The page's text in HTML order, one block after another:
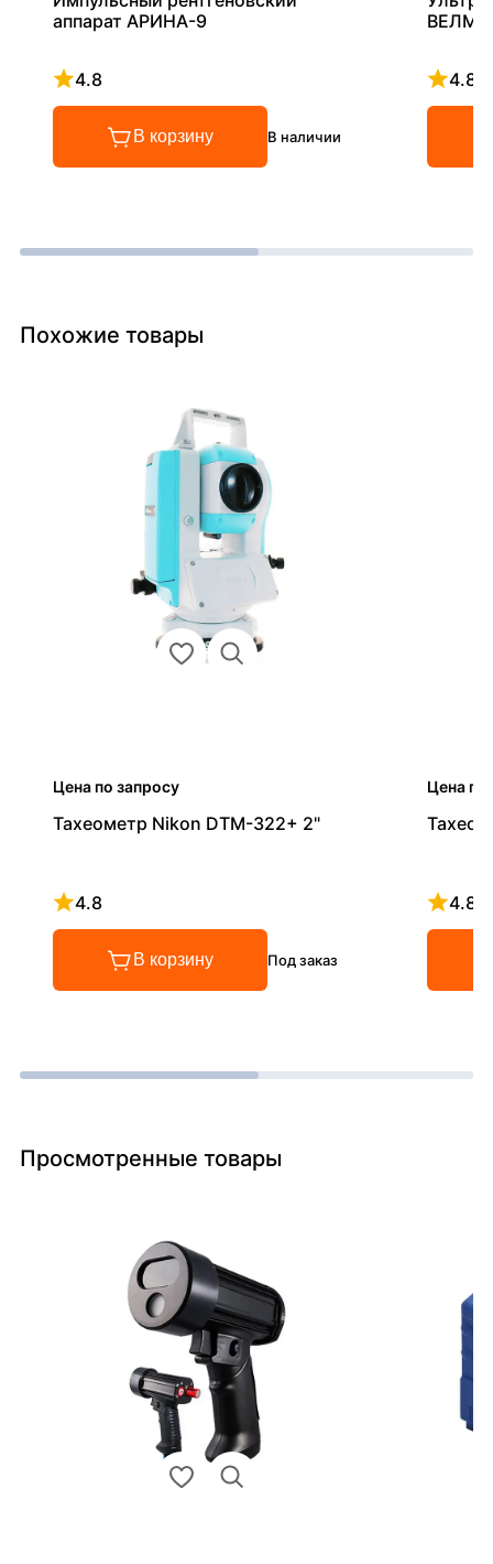
аппарат АРИНА-9
4.8
Рейтинг 4.8 из 5
В корзину В наличии
4.8
Похожие товары
Цена по запросу
Тахеометр Nikon DTM-322+ 2"
4.8
Рейтинг 4.8 из 5
В корзину Под заказ
Цена по
4.8
Просмотренные товары